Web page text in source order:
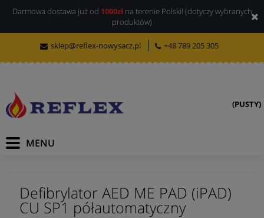
Darmowa dostawa już od 1000złna terenie Polski! (dotyczy wybranych
produktów)
sklep@reflex-nowysacz.pl +48 789 205 305
(PUSTY)
Defibrylator AED ME PAD (iPAD)
CU SP1 półautomatyczny